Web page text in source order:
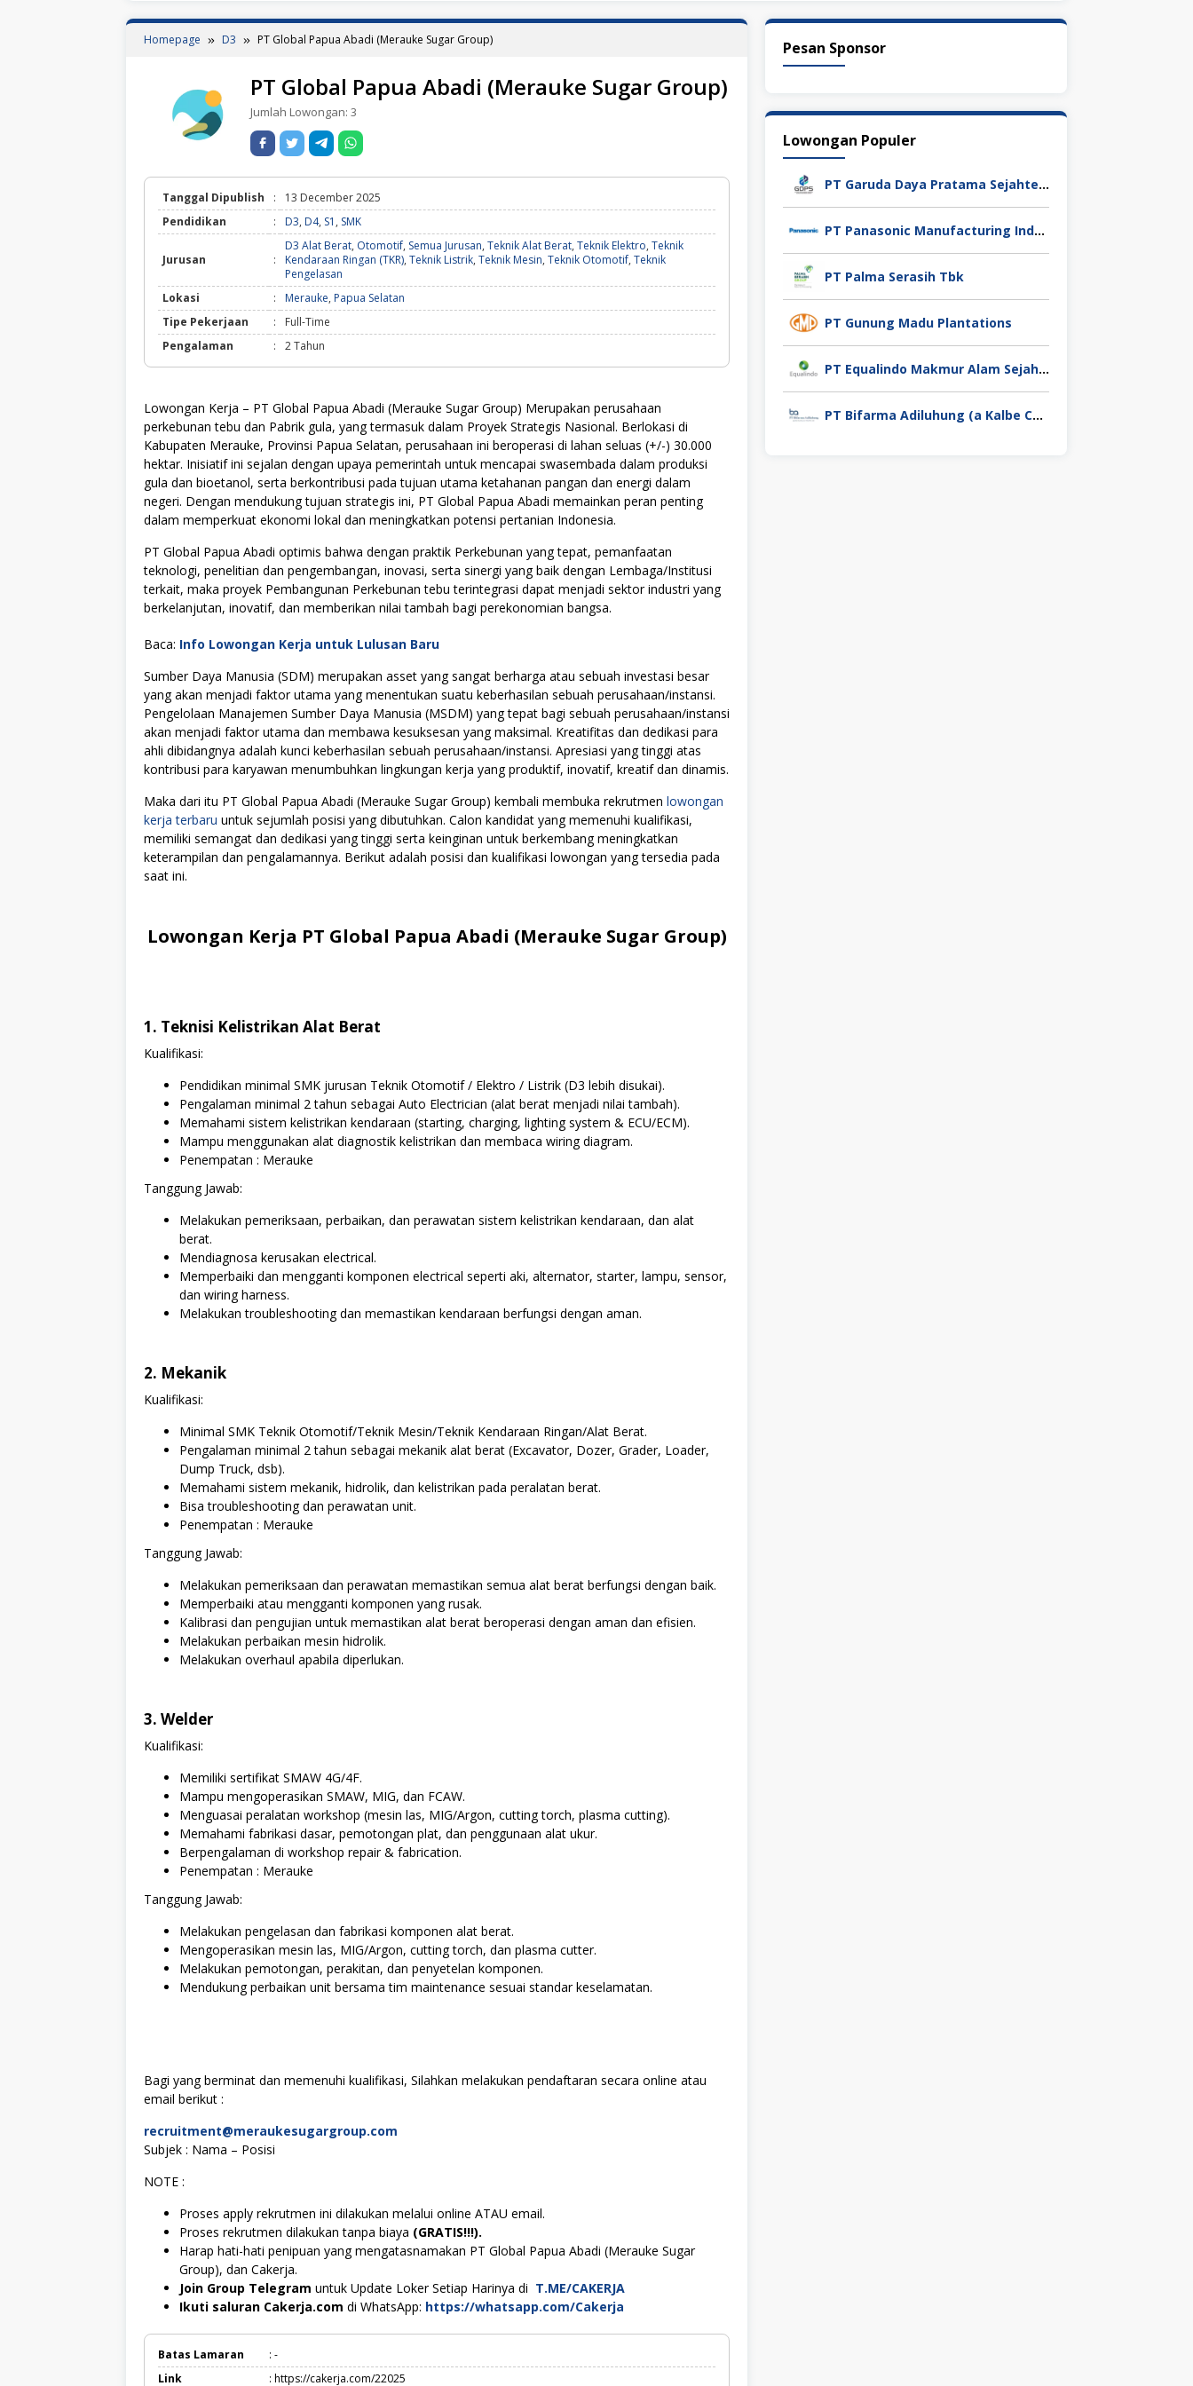
Homepage D3 PT Global Papua Abadi (Merauke Sugar Group)
PT Global Papua Abadi (Merauke Sugar Group)
Jumlah Lowongan: 3
Tanggal Dipublish :
13 December 2025
Pendidikan
: D3, D4, S1 , SMK
Jurusan :
D3 Alat Berat, Otomotif, Semua Jurusan, Teknik Alat Berat, Teknik Elektro, Teknik
Kendaraan Ringan (TKR), Teknik Listrik, Teknik Mesin, Teknik Otomotif, Teknik
Pengelasan
Lokasi
: Merauke, Papua Selatan
Tipe Pekerjaan
:
Full-Time
Pengalaman
: 2 Tahun
Lowongan Kerja – PT Global Papua Abadi (Merauke Sugar Group) Merupakan perusahaan
perkebunan tebu dan Pabrik gula, yang termasuk dalam Proyek Strategis Nasional. Berlokasi di
Kabupaten Merauke, Provinsi Papua Selatan, perusahaan ini beroperasi di lahan seluas (+/-) 30.000
hektar. Inisiatif ini sejalan dengan upaya pemerintah untuk mencapai swasembada dalam produksi
gula dan bioetanol, serta berkontribusi pada tujuan utama ketahanan pangan dan energi dalam
negeri. Dengan mendukung tujuan strategis ini, PT Global Papua Abadi memainkan peran penting
dalam memperkuat ekonomi lokal dan meningkatkan potensi pertanian Indonesia.
PT Global Papua Abadi optimis bahwa dengan praktik Perkebunan yang tepat, pemanfaatan
teknologi, penelitian dan pengembangan, inovasi, serta sinergi yang baik dengan Lembaga/Institusi
terkait, maka proyek Pembangunan Perkebunan tebu terintegrasi dapat menjadi sektor industri yang
berkelanjutan, inovatif, dan memberikan nilai tambah bagi perekonomian bangsa.
Baca: Info Lowongan Kerja untuk Lulusan Baru
Sumber Daya Manusia (SDM) merupakan asset yang sangat berharga atau sebuah investasi besar
yang akan menjadi faktor utama yang menentukan suatu keberhasilan sebuah perusahaan/instansi.
Pengelolaan Manajemen Sumber Daya Manusia (MSDM) yang tepat bagi sebuah perusahaan/instansi
akan menjadi faktor utama dan membawa kesuksesan yang maksimal. Kreatifitas dan dedikasi para
ahli dibidangnya adalah kunci keberhasilan sebuah perusahaan/instansi. Apresiasi yang tinggi atas
kontribusi para karyawan menumbuhkan lingkungan kerja yang produktif, inovatif, kreatif dan dinamis.
Maka dari itu PT Global Papua Abadi (Merauke Sugar Group) kembali membuka rekrutmen lowongan
kerja terbaru untuk sejumlah posisi yang dibutuhkan. Calon kandidat yang memenuhi kualifikasi,
memiliki semangat dan dedikasi yang tinggi serta keinginan untuk berkembang meningkatkan
keterampilan dan pengalamannya. Berikut adalah posisi dan kualifikasi lowongan yang tersedia pada
saat ini.
Lowongan Kerja PT Global Papua Abadi (Merauke Sugar Group)
1. Teknisi Kelistrikan Alat Berat
Kualifikasi:
Pendidikan minimal SMK jurusan Teknik Otomotif / Elektro / Listrik (D3 lebih disukai).
Pengalaman minimal 2 tahun sebagai Auto Electrician (alat berat menjadi nilai tambah).
Memahami sistem kelistrikan kendaraan (starting, charging, lighting system & ECU/ECM).
Mampu menggunakan alat diagnostik kelistrikan dan membaca wiring diagram.
Penempatan : Merauke
Tanggung Jawab:
Melakukan pemeriksaan, perbaikan, dan perawatan sistem kelistrikan kendaraan, dan alat
berat.
Mendiagnosa kerusakan electrical.
Memperbaiki dan mengganti komponen electrical seperti aki, alternator, starter, lampu, sensor,
dan wiring harness.
Melakukan troubleshooting dan memastikan kendaraan berfungsi dengan aman.
2. Mekanik
Kualifikasi:
Minimal SMK Teknik Otomotif/Teknik Mesin/Teknik Kendaraan Ringan/Alat Berat.
Pengalaman minimal 2 tahun sebagai mekanik alat berat (Excavator, Dozer, Grader, Loader,
Dump Truck, dsb).
Memahami sistem mekanik, hidrolik, dan kelistrikan pada peralatan berat.
Bisa troubleshooting dan perawatan unit.
Penempatan : Merauke
Tanggung Jawab:
Melakukan pemeriksaan dan perawatan memastikan semua alat berat berfungsi dengan baik.
Memperbaiki atau mengganti komponen yang rusak.
Kalibrasi dan pengujian untuk memastikan alat berat beroperasi dengan aman dan efisien.
Melakukan perbaikan mesin hidrolik.
Melakukan overhaul apabila diperlukan.
3. Welder
Kualifikasi:
Memiliki sertifikat SMAW 4G/4F.
Mampu mengoperasikan SMAW, MIG, dan FCAW.
Menguasai peralatan workshop (mesin las, MIG/Argon, cutting torch, plasma cutting).
Memahami fabrikasi dasar, pemotongan plat, dan penggunaan alat ukur.
Berpengalaman di workshop repair & fabrication.
Penempatan : Merauke
Tanggung Jawab:
Melakukan pengelasan dan fabrikasi komponen alat berat.
Mengoperasikan mesin las, MIG/Argon, cutting torch, dan plasma cutter.
Melakukan pemotongan, perakitan, dan penyetelan komponen.
Mendukung perbaikan unit bersama tim maintenance sesuai standar keselamatan.
Bagi yang berminat dan memenuhi kualifikasi, Silahkan melakukan pendaftaran secara online atau
email berikut :
recruitment@meraukesugargroup.com
Subjek : Nama – Posisi
NOTE :
Proses apply rekrutmen ini dilakukan melalui online ATAU email.
Proses rekrutmen dilakukan tanpa biaya (GRATIS!!!).
Harap hati-hati penipuan yang mengatasnamakan PT Global Papua Abadi (Merauke Sugar
Group), dan Cakerja.
Join Group Telegram untuk Update Loker Setiap Harinya di T.ME/CAKERJA
Ikuti saluran Cakerja.com di WhatsApp: https://whatsapp.com/Cakerja
Batas Lamaran
: -
Link
: https://cakerja.com/22025
Pesan Sponsor
Lowongan Populer
PT Garuda Daya Pratama Sejahtera
PT Panasonic Manufacturing Indonesia
PT Palma Serasih Tbk
PT Gunung Madu Plantations
PT Equalindo Makmur Alam Sejahtera (Equalindo Group)
PT Bifarma Adiluhung (a Kalbe Company)